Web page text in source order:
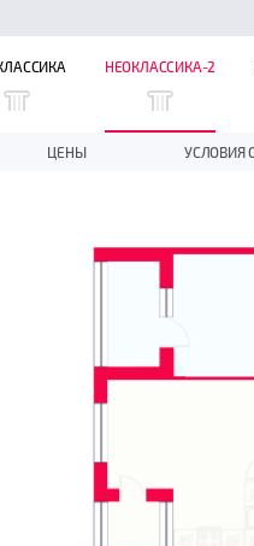
НЕОКЛАССИКА-2
ЦЕНЫ УСЛОВИЯ